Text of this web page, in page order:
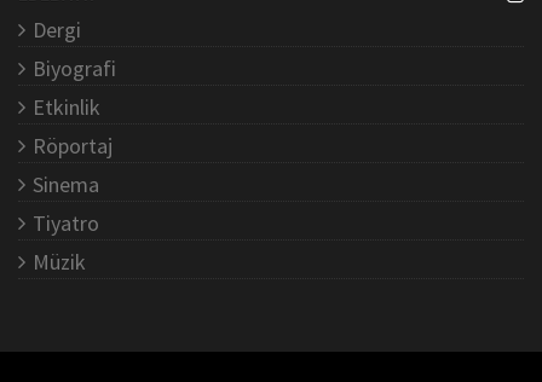
Dergi
Biyografi
Etkinlik
Röportaj
Sinema
Tiyatro
Müzik